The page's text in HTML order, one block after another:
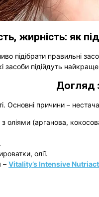
жирність: як
підібрати правильні
підійдуть
Догляд
Основні причини –
оліями (арганова,
олії.
– Vitality’s Intensive